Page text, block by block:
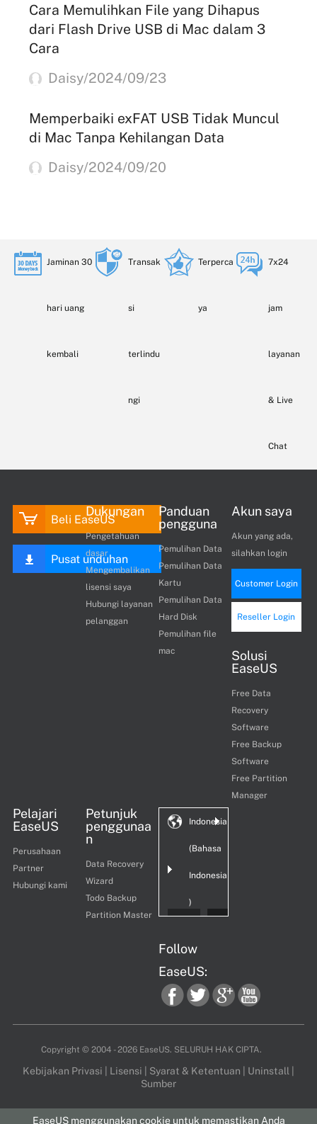
Cara Memulihkan File yang Dihapus
dari Flash Drive USB di Mac dalam 3
Cara
Daisy/2024/09/23
Memperbaiki exFAT USB Tidak Muncul
di Mac Tanpa Kehilangan Data
Daisy/2024/09/20
Jaminan 30
hari uang
kembali
Transak
si
terlindu
ngi
Terperca
ya
7x24
jam
layanan
& Live
Chat
Beli EaseUS
Pusat unduhan
Dukungan
Pengetahuan
dasar
Mengembalikan
lisensi saya
Hubungi layanan
pelanggan
Panduan
pengguna
Pemulihan Data
Pemulihan Data
Kartu
Pemulihan Data
Hard Disk
Pemulihan file
mac
Akun saya
Akun yang ada,
silahkan login
Customer Login
Reseller Login
Solusi
EaseUS
Free Data
Recovery
Software
Free Backup
Software
Free Partition
Manager
Pelajari
EaseUS
Perusahaan
Partner
Hubungi kami
Petunjuk
penggunaa
n
Data Recovery
Wizard
Todo Backup
Partition Master
Indonesia
(Bahasa
Indonesia
)
Follow
EaseUS:
fac
ebo
twi
tter
goo
gle
you
tub
Copyright © 2004 - 2026 EaseUS. SELURUH HAK CIPTA.
Kebijakan Privasi Lisensi Syarat & Ketentuan Uninstall
Sumber
EaseUS menggunakan cookie untuk memastikan Anda